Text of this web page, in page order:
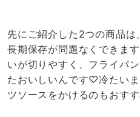
先にご紹介した2つの商品
長期保存が問題なくできま
いが切りやすく、フライパ
たおいしいんです♡冷たい
ツソースをかけるのもおす